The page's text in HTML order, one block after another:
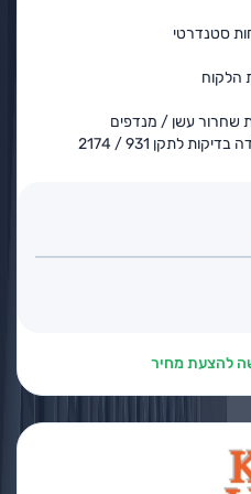
סטנדרטי
הלקוח
שחרור עשן / מנדפים
לתקן 931 / 2174
להצעת מחיר